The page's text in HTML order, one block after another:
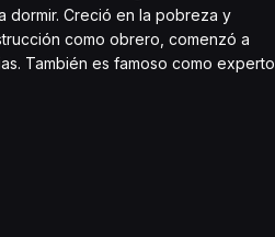
dormir. Creció en la pobreza y
como obrero, comenzó a
También es famoso como experto